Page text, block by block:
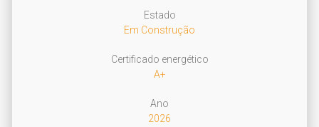
Estado
Em Construção
Certificado energético
A+
Ano
2026